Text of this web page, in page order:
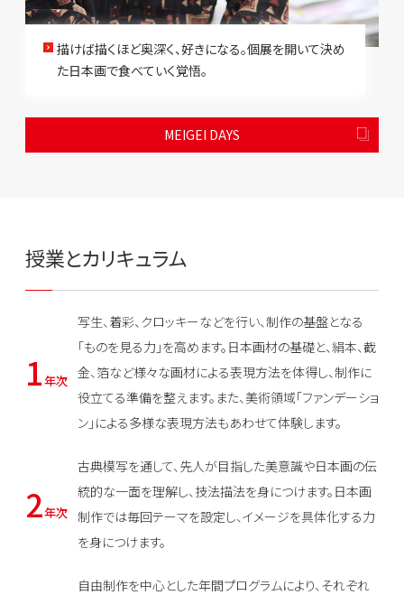
描けば描くほど奥深く、好きになる。個展を開いて決め
た日本画で食べていく覚悟。
MEIGEI DAYS
授業とカリキュラム
1年次
写生、着彩、クロッキーなどを行い、制作の基盤となる
「ものを見る力」を高めます。日本画材の基礎と、絹本、截
金、箔など様々な画材による表現方法を体得し、制作に
役立てる準備を整えます。また、美術領域「ファンデーショ
ン」による多様な表現方法もあわせて体験します。
2年次
古典模写を通して、先人が目指した美意識や日本画の伝
統的な一面を理解し、技法描法を身につけます。日本画
制作では毎回テーマを設定し、イメージを具体化する力
を身につけます。
自由制作を中心とした年間プログラムにより、それぞれ